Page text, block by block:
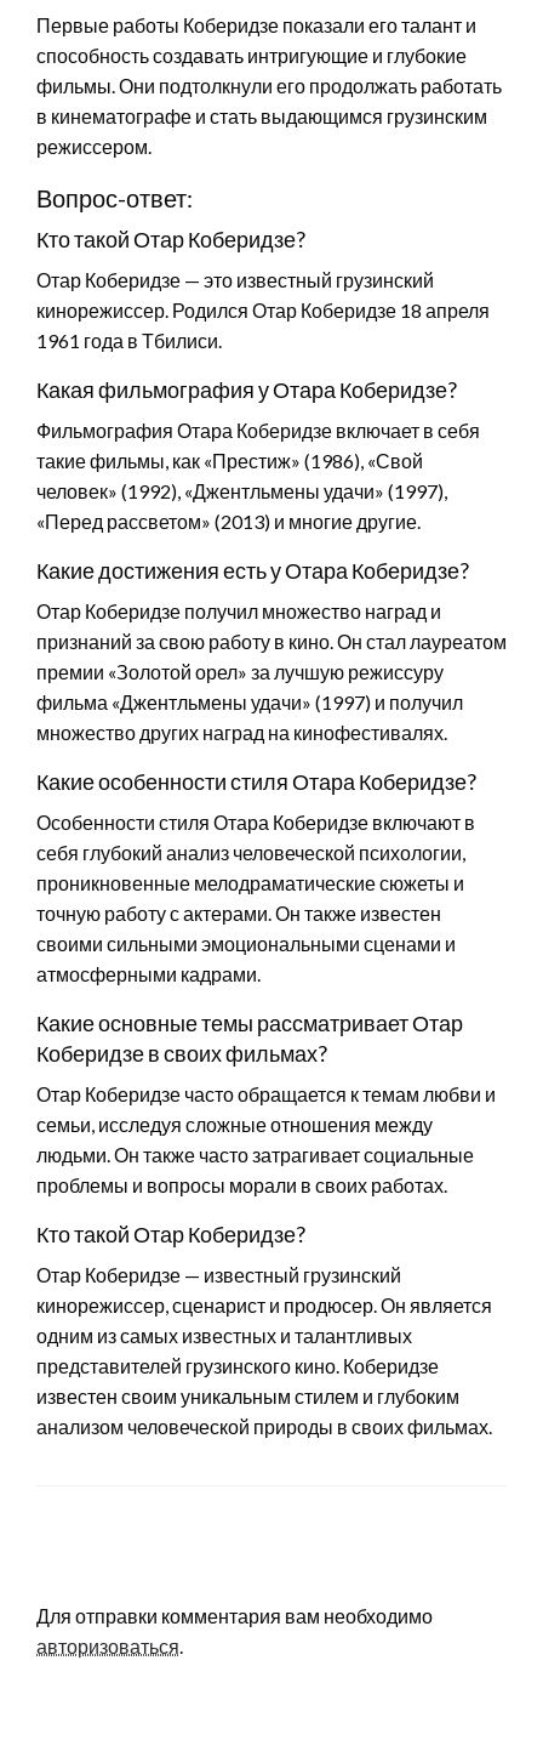
Первые работы Коберидзе показали его талант и
способность создавать интригующие и глубокие
фильмы. Они подтолкнули его продолжать работать
в кинематографе и стать выдающимся грузинским
режиссером.
Вопрос-ответ:
Кто такой Отар Коберидзе?
Отар Коберидзе — это известный грузинский
кинорежиссер. Родился Отар Коберидзе 18 апреля
1961 года в Тбилиси.
Какая фильмография у Отара Коберидзе?
Фильмография Отара Коберидзе включает в себя
такие фильмы, как «Престиж» (1986), «Свой
человек» (1992), «Джентльмены удачи» (1997),
«Перед рассветом» (2013) и многие другие.
Какие достижения есть у Отара Коберидзе?
Отар Коберидзе получил множество наград и
признаний за свою работу в кино. Он стал лауреатом
премии «Золотой орел» за лучшую режиссуру
фильма «Джентльмены удачи» (1997) и получил
множество других наград на кинофестивалях.
Какие особенности стиля Отара Коберидзе?
Особенности стиля Отара Коберидзе включают в
себя глубокий анализ человеческой психологии,
проникновенные мелодраматические сюжеты и
точную работу с актерами. Он также известен
своими сильными эмоциональными сценами и
атмосферными кадрами.
Какие основные темы рассматривает Отар
Коберидзе в своих фильмах?
Отар Коберидзе часто обращается к темам любви и
семьи, исследуя сложные отношения между
людьми. Он также часто затрагивает социальные
проблемы и вопросы морали в своих работах.
Кто такой Отар Коберидзе?
Отар Коберидзе — известный грузинский
кинорежиссер, сценарист и продюсер. Он является
одним из самых известных и талантливых
представителей грузинского кино. Коберидзе
известен своим уникальным стилем и глубоким
анализом человеческой природы в своих фильмах.
Для отправки комментария вам необходимо
авторизоваться.